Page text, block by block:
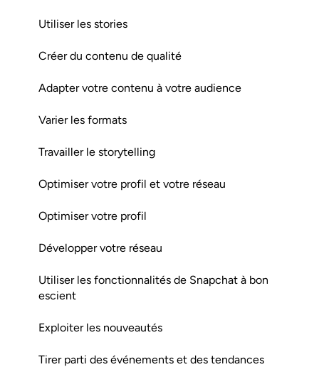
Utiliser les stories
Créer du contenu de qualité
Adapter votre contenu à votre audience
Varier les formats
Travailler le storytelling
Optimiser votre profil et votre réseau
Optimiser votre profil
Développer votre réseau
Utiliser les fonctionnalités de Snapchat à bon
escient
Exploiter les nouveautés
Tirer parti des événements et des tendances